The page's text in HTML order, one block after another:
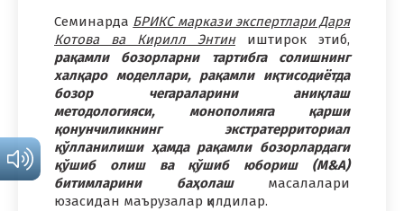
Семинарда БРИКС маркази экспертлари Даря
Котова ва Кирилл Энтиништирок этиб,
рақамли бозорларни тартибга солишнинг
халқаро моделлари, рақамли иқтисодиётда
бозор чегараларини аниқлаш
методологияси, монополияга қарши
қонунчиликнинг экстратерриториал
қўлланилиши ҳамда рақамли бозорлардаги
қўшиб олиш ва қўшиб юбориш (М&А)
битимларини баҳолашмасалалари
юзасидан маърузалар қилдилар.